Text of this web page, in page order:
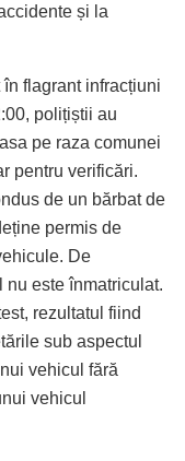
și la
flagrant infracțiuni
polițiștii au
pe raza comunei
pentru verificări.
de un bărbat de
permis de
De
nu este înmatriculat.
rezultatul fiind
sub aspectul
vehicul fără
vehicul